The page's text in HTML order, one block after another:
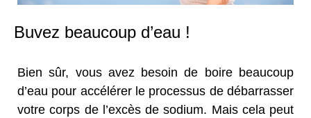
Buvez beaucoup d’eau !
Bien sûr, vous avez besoin de boire beaucoup
d’eau pour accélérer le processus de débarrasser
votre corps de l’excès de sodium. Mais cela peut